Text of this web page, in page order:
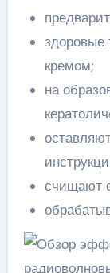
здоровые
кремом;
на
счищают